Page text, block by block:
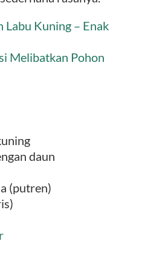
Labu Kuning – Enak
Melibatkan Pohon
daun
(putren)